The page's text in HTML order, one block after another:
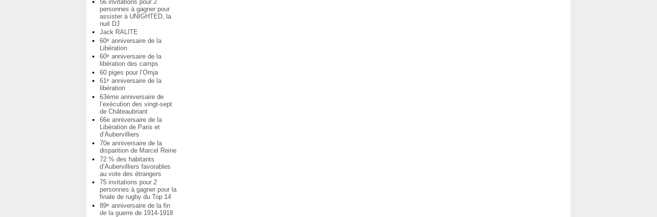
56 invitations pour 2
personnes à gagner pour
assister à UNIGHTED, la
nuit DJ
Jack RALITE
60e anniversaire de la
Libération
60e anniversaire de la
libération des camps
60 piges pour l’Omja
61e anniversaire de la
libération
63ème anniversaire de
l’exécution des vingt-sept
de Châteaubriant
66e anniversaire de la
Libération de Paris et
d’Aubervilliers
70e anniversaire de la
disparition de Marcel Reine
72 % des habitants
d’Aubervilliers favorables
au vote des étrangers
75 invitations pour 2
personnes à gagner pour la
finale de rugby du Top 14
89e anniversaire de la fin
de la guerre de 1914-1918